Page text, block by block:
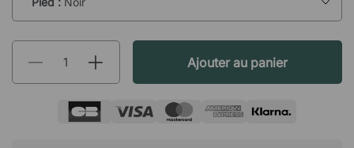
Ajouter au panier